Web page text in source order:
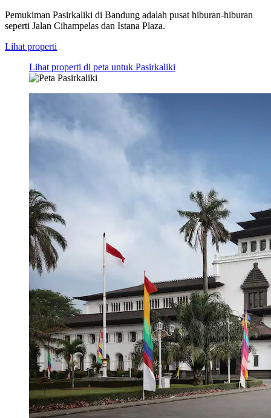
Pemukiman Pasirkaliki di Bandung adalah pusat hiburan-hiburan
seperti Jalan Cihampelas dan Istana Plaza.
Lihat properti
Lihat properti di peta untuk Pasirkaliki